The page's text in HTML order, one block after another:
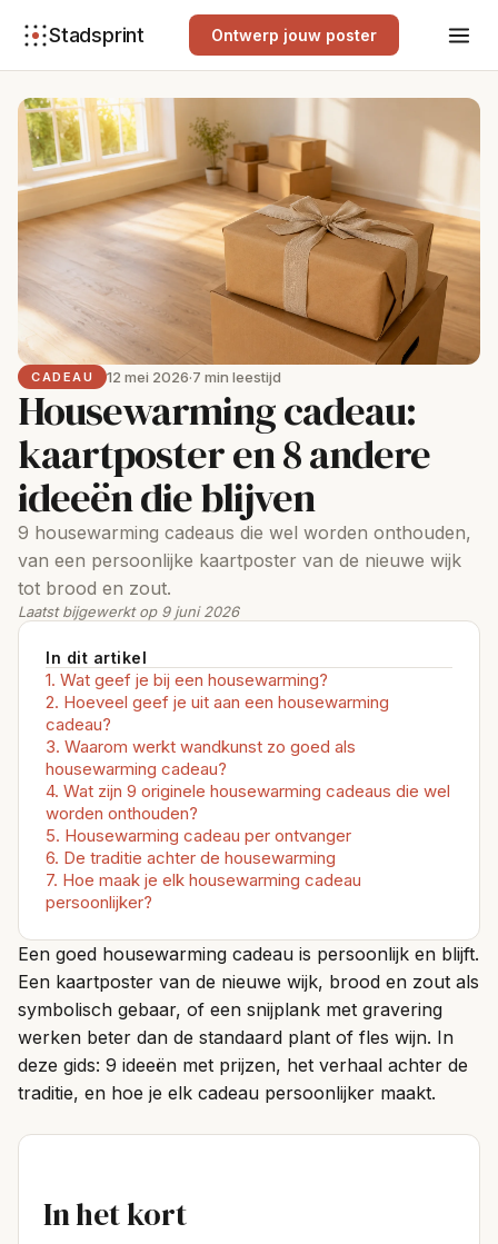
Stadsprint Ontwerp jouw poster
CADEAU 12 mei 2026·7 min leestijd
Housewarming cadeau:
kaartposter en 8 andere
ideeën die blijven
9 housewarming cadeaus die wel worden onthouden,
van een persoonlijke kaartposter van de nieuwe wijk
tot brood en zout.
Laatst bijgewerkt op 9 juni 2026
In dit artikel
Wat geef je bij een housewarming?
Hoeveel geef je uit aan een housewarming
cadeau?
Waarom werkt wandkunst zo goed als
housewarming cadeau?
Wat zijn 9 originele housewarming cadeaus die wel
worden onthouden?
Housewarming cadeau per ontvanger
De traditie achter de housewarming
Hoe maak je elk housewarming cadeau
persoonlijker?
Een goed housewarming cadeau is persoonlijk en blijft.
Een kaartposter van de nieuwe wijk, brood en zout als
symbolisch gebaar, of een snijplank met gravering
werken beter dan de standaard plant of fles wijn. In
deze gids: 9 ideeën met prijzen, het verhaal achter de
traditie, en hoe je elk cadeau persoonlijker maakt.
In het kort